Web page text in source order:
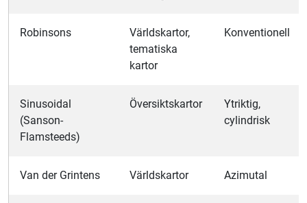
Robinsons
Världskartor,
tematiska
kartor
Konventionell
Sinusoidal
(Sanson-
Flamsteeds)
Översiktskartor
Ytriktig,
cylindrisk
Van der Grintens Världskartor Azimutal